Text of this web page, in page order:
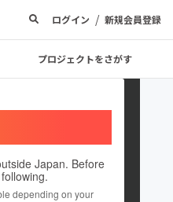
ログイン / 新規会員登録
プロジェクトをさがす
Japan. Before
depending on your